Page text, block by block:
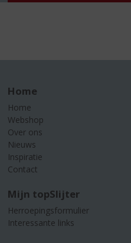
Home
Home
Webshop
Over ons
Nieuws
Inspiratie
Contact
Mijn topSlijter
Herroepingsformulier
Interessante links